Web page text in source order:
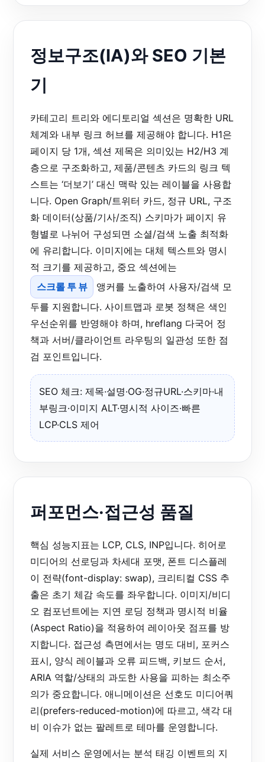
정보구조(IA)와 SEO 기본
기
카테고리 트리와 에디토리얼 섹션은 명확한 URL
체계와 내부 링크 허브를 제공해야 합니다. H1은
페이지 당 1개, 섹션 제목은 의미있는 H2/H3 계
층으로 구조화하고, 제품/콘텐츠 카드의 링크 텍
스트는 ‘더보기’ 대신 맥락 있는 레이블을 사용합
니다. Open Graph/트위터 카드, 정규 URL, 구조
화 데이터(상품/기사/조직) 스키마가 페이지 유
형별로 나뉘어 구성되면 소셜/검색 노출 최적화
에 유리합니다. 이미지에는 대체 텍스트와 명시
적 크기를 제공하고, 중요 섹션에는
스크롤 투 뷰
앵커를 노출하여 사용자/검색 모
두를 지원합니다. 사이트맵과 로봇 정책은 색인
우선순위를 반영해야 하며, hreflang 다국어 정
책과 서버/클라이언트 라우팅의 일관성 또한 점
검 포인트입니다.
SEO 체크: 제목·설명·OG·정규URL·스키마·내
부링크·이미지 ALT·명시적 사이즈·빠른
LCP·CLS 제어
퍼포먼스·접근성 품질
핵심 성능지표는 LCP, CLS, INP입니다. 히어로
미디어의 선로딩과 차세대 포맷, 폰트 디스플레
이 전략(font-display: swap), 크리티컬 CSS 추
출은 초기 체감 속도를 좌우합니다. 이미지/비디
오 컴포넌트에는 지연 로딩 정책과 명시적 비율
(Aspect Ratio)을 적용하여 레이아웃 점프를 방
지합니다. 접근성 측면에서는 명도 대비, 포커스
표시, 양식 레이블과 오류 피드백, 키보드 순서,
ARIA 역할/상태의 과도한 사용을 피하는 최소주
의가 중요합니다. 애니메이션은 선호도 미디어쿼
리(prefers-reduced-motion)에 따르고, 색각 대
비 이슈가 없는 팔레트로 테마를 운영합니다.
실제 서비스 운영에서는 분석 태깅 이벤트의 지